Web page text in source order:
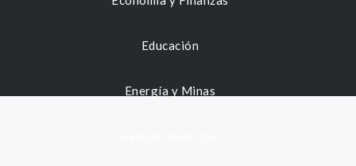
Educación
Energía y Minas